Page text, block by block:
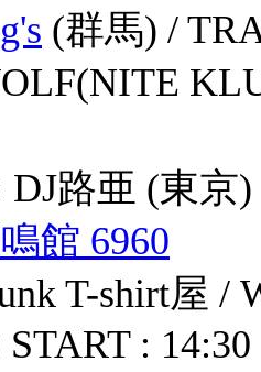
(群馬) /
DJ路亜 (東
館 6960
T-shirt屋 /
: 14:30